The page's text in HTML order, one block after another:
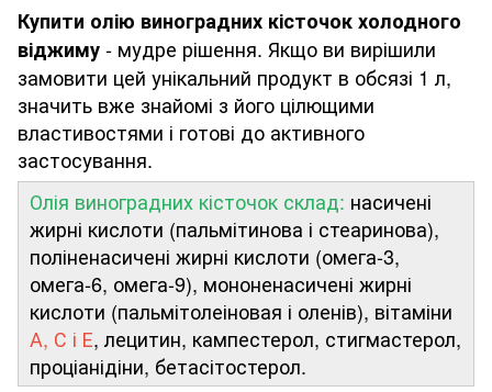
Купити олію виноградних кісточок холодного
віджиму- мудре рішення. Якщо ви вирішили
замовити цей унікальний продукт в обсязі 1 л,
значить вже знайомі з його цілющими
властивостями і готові до активного
застосування.
Олія виноградних кісточок склад: насичені
жирні кислоти (пальмітинова і стеаринова),
поліненасичені жирні кислоти (омега-3,
омега-6, омега-9), мононенасичені жирні
кислоти (пальмітолеіновая і оленів), вітаміни
А, С і Е, лецитин, кампестерол, стигмастерол,
проціанідіни, бетасітостерол.